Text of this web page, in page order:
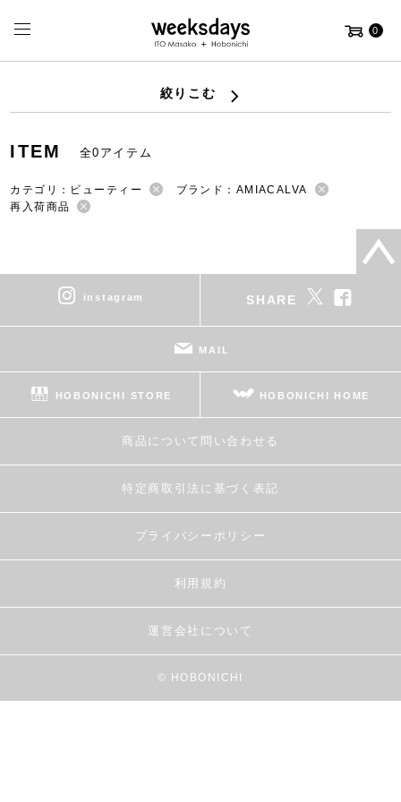
0
絞りこむ
ITEM 全0アイテム
カテゴリ：ビューティー
ブランド：AMIACALVA
再入荷商品
instagram SHARE
MAIL
HOBONICHI STORE HOBONICHI HOME
商品について問い合わせる
特定商取引法に基づく表記
プライバシーポリシー
利用規約
運営会社について
© HOBONICHI